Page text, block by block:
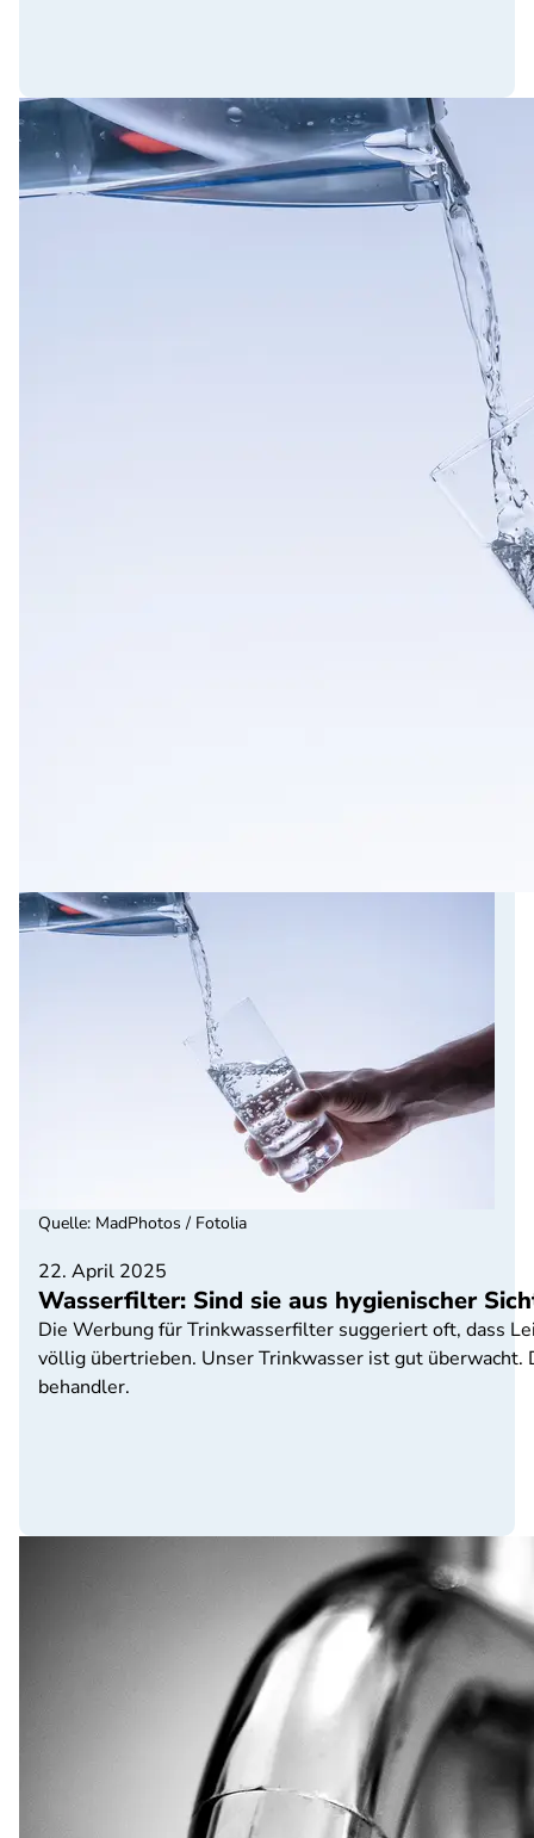
22. April 2025
Wasserfilter: Sind sie aus hygienischer
Die Werbung für Trinkwasserfilter suggeriert oft, dass
völlig übertrieben. Unser Trinkwasser ist gut überwacht.
behandler.
Quelle: MadPhotos / Fotolia